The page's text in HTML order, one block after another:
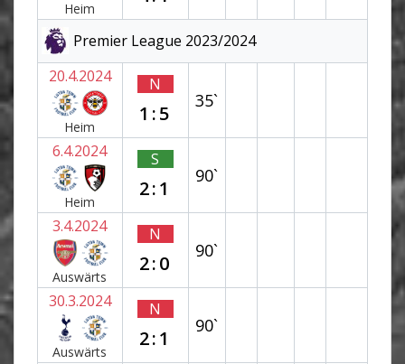
Heim
Premier League 2023/2024
20.4.2024
Heim
N
1:5
35`
6.4.2024
Heim
S
2:1
90`
3.4.2024
Auswärts
N
2:0
90`
30.3.2024
Auswärts
N
2:1
90`